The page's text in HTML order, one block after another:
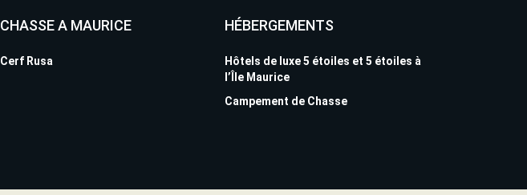
CHASSE A MAURICE
Cerf Rusa
HÉBERGEMENTS
Hôtels de luxe 5 étoiles et 5 étoiles à
l’Île Maurice
Campement de Chasse